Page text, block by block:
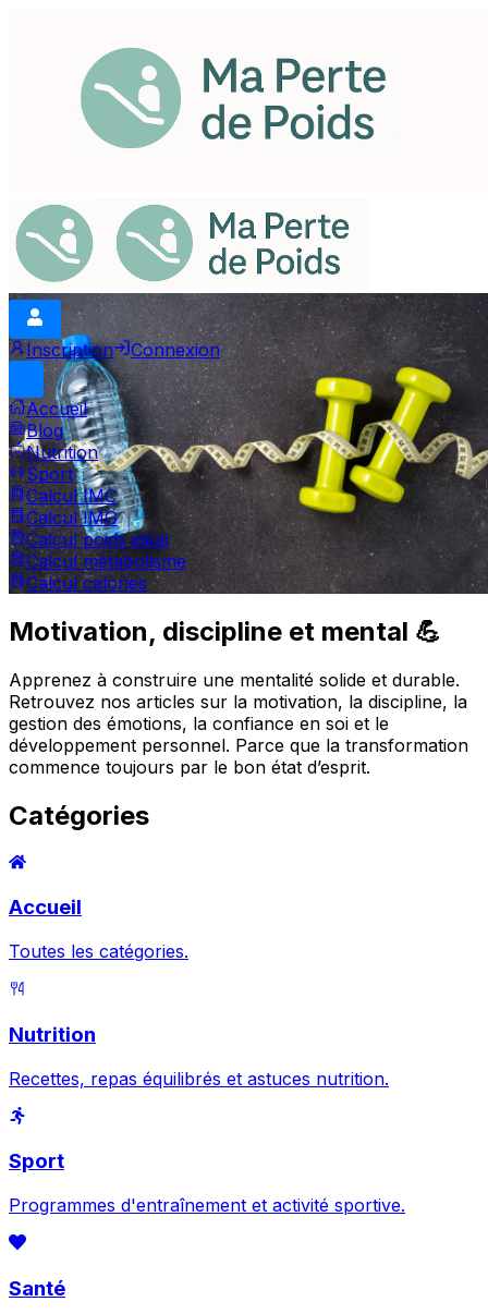
Inscription Connexion
Accueil
Blog
Nutrition
Sport
Calcul IMC
Calcul IMG
Calcul poids idéal
Calcul métabolisme
Calcul calories
Motivation, discipline et mental 💪
Apprenez à construire une mentalité solide et durable.
Retrouvez nos articles sur la motivation, la discipline, la
gestion des émotions, la confiance en soi et le
développement personnel. Parce que la transformation
commence toujours par le bon état d’esprit.
Catégories
Accueil
Toutes les catégories.
Nutrition
Recettes, repas équilibrés et astuces nutrition.
Sport
Programmes d'entraînement et activité sportive.
Santé